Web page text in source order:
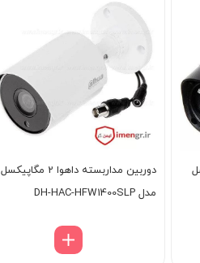
دوربین مداربسته داهوا 2 مگاپیکسل
مدل DH-HAC-HFW1400SLP